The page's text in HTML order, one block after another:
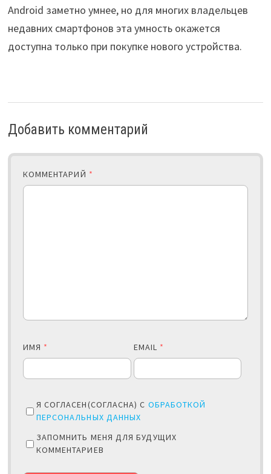
Android заметно умнее, но для многих владельцев
недавних смартфонов эта умность окажется
доступна только при покупке нового устройства.
Добавить комментарий
КОММЕНТАРИЙ *
ИМЯ * EMAIL *
Я СОГЛАСЕН(СОГЛАСНА) С ОБРАБОТКОЙ
ПЕРСОНАЛЬНЫХ ДАННЫХ
ЗАПОМНИТЬ МЕНЯ ДЛЯ БУДУЩИХ
КОММЕНТАРИЕВ